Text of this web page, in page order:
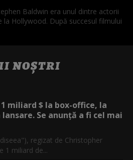
Baldwin era unul dintre actorii
la Hollywood. După succesul filmului
NOȘTRI
miliard $ la box-office, la
Se anunță a fi cel mai
regizat de Christopher
1 miliard de...